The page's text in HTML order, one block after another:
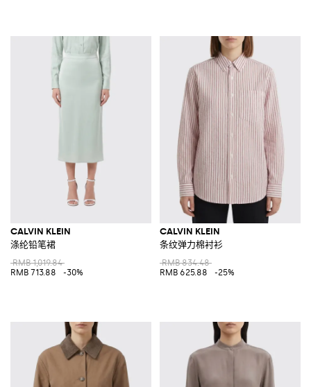
CALVIN KLEIN
涤纶铅笔裙
RMB 1,019.84
RMB 713.88
-30%
CALVIN KLEIN
条纹弹力棉衬衫
RMB 834.48
RMB 625.88
-25%